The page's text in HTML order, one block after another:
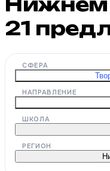
21
СФЕРА
НАПРАВЛЕНИЕ
ШКОЛА
РЕГИОН